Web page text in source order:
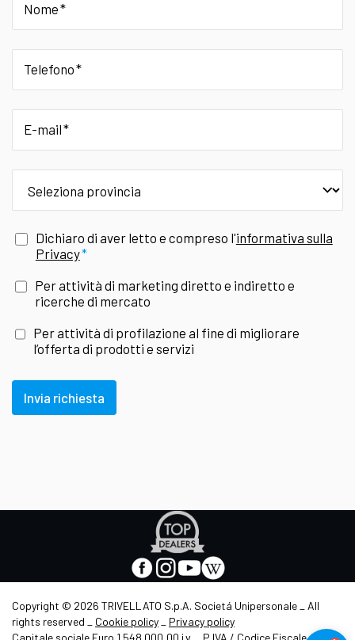
Nome
Telefono
E-mail
Dichiaro di aver letto e compreso l'informativa sulla
Privacy
Per attività di marketing diretto e indiretto e
ricerche di mercato
Per attività di profilazione al fine di migliorare
l’offerta di prodotti e servizi
Invia richiesta
scheda
facebook
-
in
nuova
instagram
-
in
nuova
youtube
-
in
nuova
wikipedia
-
in
nuova
Copyright © 2026 TRIVELLATO S.p.A. Societá Unipersonale _ All
rights reserved _ Cookie policy
Privacy policy
Capitale sociale Euro 1.548.000,00 i.v. _ P.IVA / Codice Fiscale /